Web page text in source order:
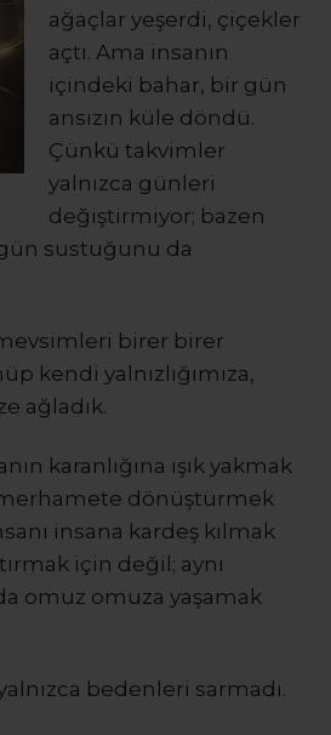
ağaçlar yeşerdi, çiçekler
açtı. Ama insanın
içindeki bahar, bir gün
ansızın küle döndü.
Çünkü takvimler
yalnızca günleri
değiştirmiyor; bazen
sustuğunu da
birer birer
kendi yalnızlığımıza,
ağladık.
karanlığına ışık yakmak
dönüştürmek
insana kardeş kılmak
için değil; aynı
omuz omuza yaşamak
bedenleri sarmadı.